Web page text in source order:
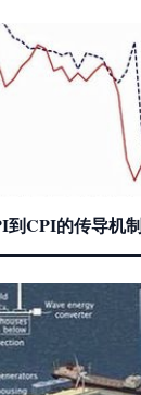
到CPI的传导机